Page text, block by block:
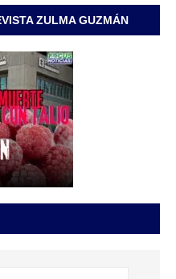
ZULMA GUZMÁN